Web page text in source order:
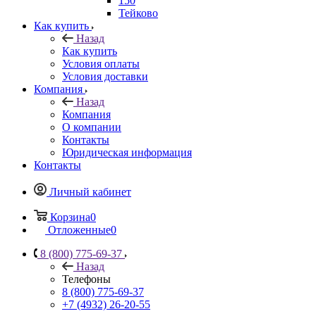
Тейково
Как купить
Назад
Как купить
Условия оплаты
Условия доставки
Компания
Назад
Компания
О компании
Контакты
Юридическая информация
Контакты
Личный кабинет
Корзина0
Отложенные0
8 (800) 775-69-37
Назад
Телефоны
8 (800) 775-69-37
+7 (4932) 26-20-55